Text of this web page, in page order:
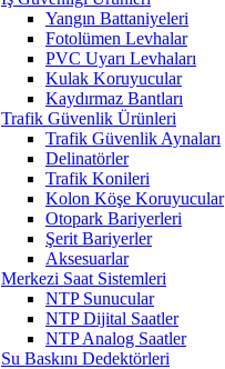
Yangın Battaniyeleri
Fotolümen Levhalar
PVC Uyarı Levhaları
Kulak Koruyucular
Kaydırmaz Bantları
Trafik Güvenlik Ürünleri
Trafik Güvenlik Aynaları
Delinatörler
Trafik Konileri
Kolon Köşe Koruyucular
Otopark Bariyerleri
Şerit Bariyerler
Aksesuarlar
Merkezi Saat Sistemleri
NTP Sunucular
NTP Dijital Saatler
NTP Analog Saatler
Su Baskını Dedektörleri